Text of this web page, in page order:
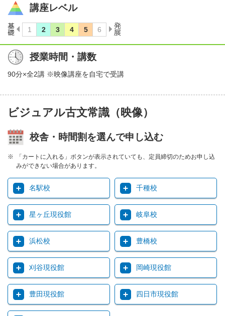
講座レベル
授業時間・講数
90分×全2講 ※映像講座を自宅で受講
ビジュアル古文常識（映像）
校舎・時間割を選んで申し込む
「カートに入れる」ボタンが表示されていても、定員締切のためお申し込
みができない場合があります。
名駅校 千種校
星ヶ丘現役館 岐阜校
浜松校 豊橋校
刈谷現役館 岡崎現役館
豊田現役館 四日市現役館